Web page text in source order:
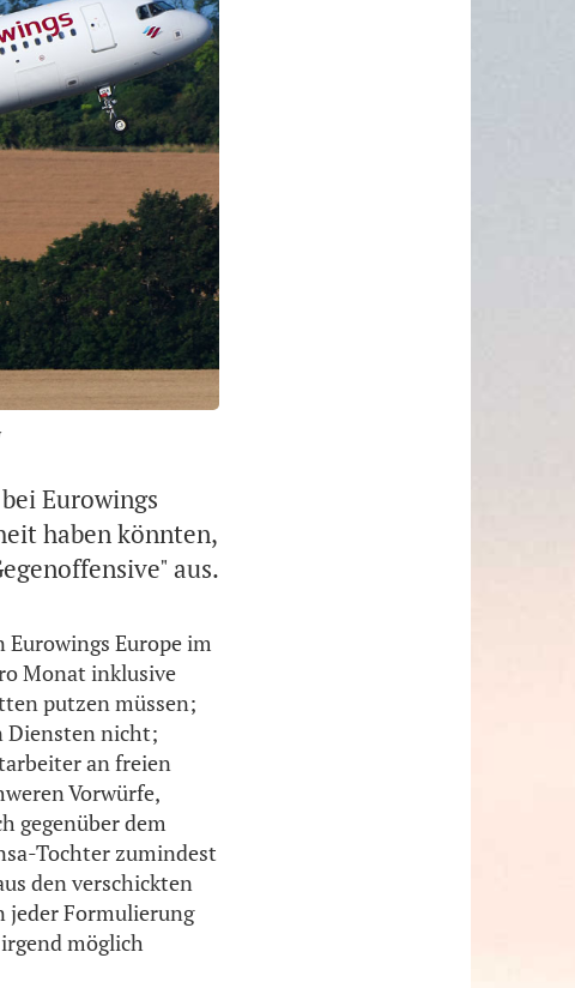
Eurowings
haben könnten,
aus.
Europe im
Monat inklusive
putzen müssen;
Diensten nicht;
an freien
Vorwürfe,
gegenüber dem
Tochter zumindest
den verschickten
jeder Formulierung
möglich